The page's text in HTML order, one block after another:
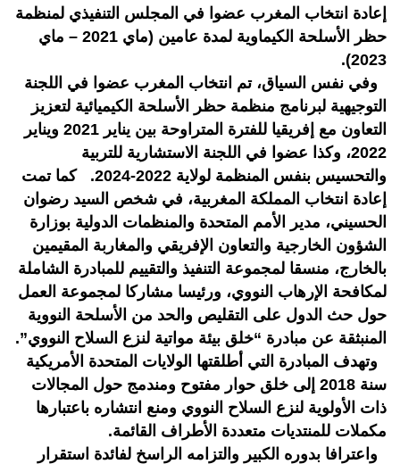
إعادة انتخاب المغرب عضوا في المجلس التنفيذي لمنظمة
حظر الأسلحة الكيماوية لمدة عامين (ماي 2021 – ماي
2023).
وفي نفس السياق، تم انتخاب المغرب عضوا في اللجنة
التوجيهية لبرنامج منظمة حظر الأسلحة الكيميائية لتعزيز
التعاون مع إفريقيا للفترة المتراوحة بين يناير 2021 ويناير
2022، وكذا عضوا في اللجنة الاستشارية للتربية
والتحسيس بنفس المنظمة لولاية 2022-2024. كما تمت
إعادة انتخاب المملكة المغربية، في شخص السيد رضوان
الحسيني، مدير الأمم المتحدة والمنظمات الدولية بوزارة
الشؤون الخارجية والتعاون الإفريقي والمغاربة المقيمين
بالخارج، منسقا لمجموعة التنفيذ والتقييم للمبادرة الشاملة
لمكافحة الإرهاب النووي، ورئيسا مشاركا لمجموعة العمل
حول حث الدول على التقليص والحد من الأسلحة النووية
المنبثقة عن مبادرة “خلق بيئة مواتية لنزع السلاح النووي”.
وتهدف المبادرة التي أطلقتها الولايات المتحدة الأمريكية
سنة 2018 إلى خلق حوار مفتوح ومندمج حول المجالات
ذات الأولوية لنزع السلاح النووي ومنع انتشاره باعتبارها
مكملات للمنتديات متعددة الأطراف القائمة.
واعترافا بدوره الكبير والتزامه الراسخ لفائدة استقرار